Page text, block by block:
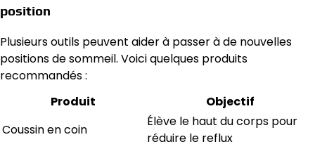
position
Plusieurs outils peuvent aider à passer à de nouvelles
positions de sommeil. Voici quelques produits
recommandés :
Produit
Objectif
Coussin en coin
Élève le haut du corps pour
réduire le reflux